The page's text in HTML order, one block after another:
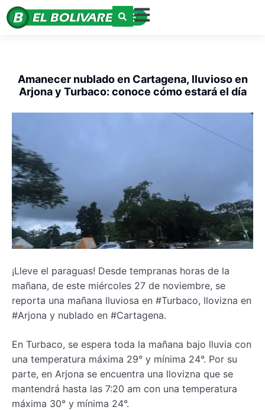
Amanecer nublado en Cartagena, lluvioso en
Arjona y Turbaco: conoce cómo estará el día
¡Lleve el paraguas! Desde tempranas horas de la
mañana, de este miércoles 27 de noviembre, se
reporta una mañana lluviosa en #Turbaco, llovizna en
#Arjona y nublado en #Cartagena.
En Turbaco, se espera toda la mañana bajo lluvia con
una temperatura máxima 29° y mínima 24°. Por su
parte, en Arjona se encuentra una llovizna que se
mantendrá hasta las 7:20 am con una temperatura
máxima 30° y mínima 24°.